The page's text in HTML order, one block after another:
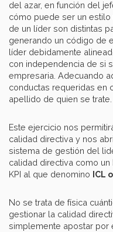
del azar, en función del
cómo puede ser un
de un líder son distintas
generando un código de
líder debidamente
con independencia de si
empresaria. Adecuando
conductas requeridas en
apellido de quien se trate.
Este ejercicio nos
calidad directiva y nos
sistema de gestión del
calidad directiva como un
KPI al que denomino ICL
No se trata de física
gestionar la calidad
simplemente apostar por